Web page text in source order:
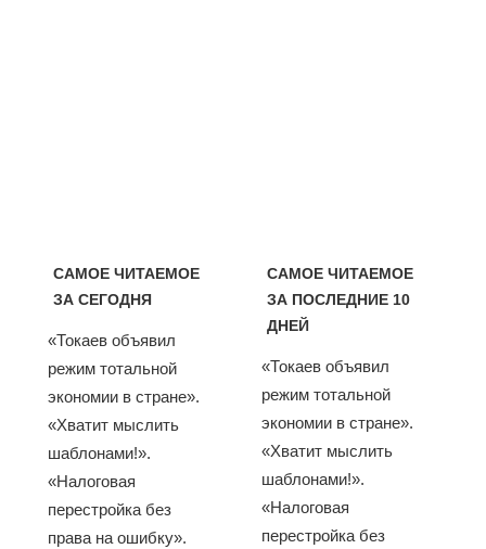
САМОЕ ЧИТАЕМОЕ
ЗА СЕГОДНЯ
«Токаев объявил
режим тотальной
экономии в стране».
«Хватит мыслить
шаблонами!».
«Налоговая
перестройка без
права на ошибку».
САМОЕ ЧИТАЕМОЕ
ЗА ПОСЛЕДНИЕ 10
ДНЕЙ
«Токаев объявил
режим тотальной
экономии в стране».
«Хватит мыслить
шаблонами!».
«Налоговая
перестройка без